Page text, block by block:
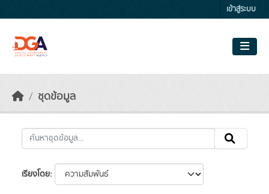
เข้าสู่ระบบ
ชุดข้อมูล
เรียงโดย